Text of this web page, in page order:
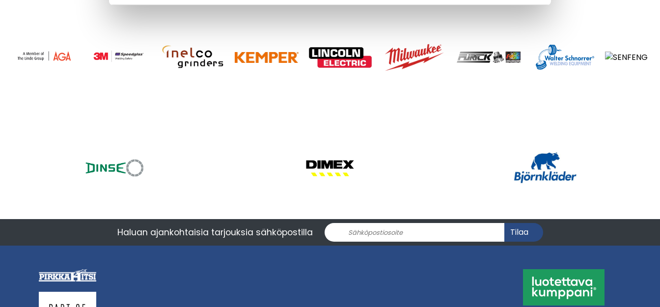
Laadukkaat plasmaosat parantavat leikkuutarkkuutta, pidentävät käyttöikää ja auttavat ylläpitämään tasaista leikkuujälkeä. Oikein valitut
kulutusosat vaikuttavat myös plasmaleikkauksen tehokkuuteen ja käyttömukavuuteen.
Haluan ajankohtaisia tarjouksia sähköpostilla Tilaa